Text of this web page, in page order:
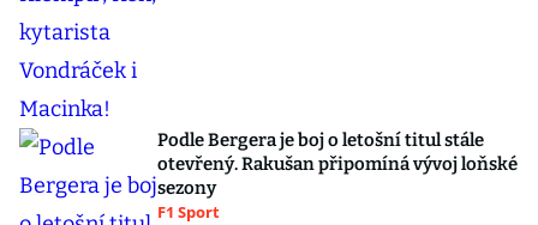
Podle Bergera je boj o letošní titul stále
otevřený. Rakušan připomíná vývoj loňské
sezony
F1 Sport